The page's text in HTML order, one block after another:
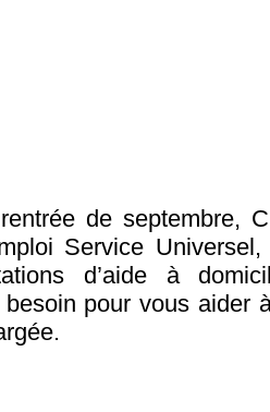
de septembre,
Service
d’aide à
pour vous aider